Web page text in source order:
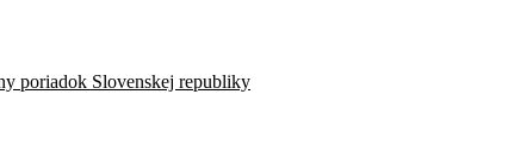
poriadok Slovenskej republiky